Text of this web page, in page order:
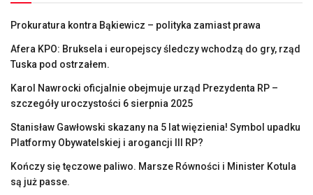
Prokuratura kontra Bąkiewicz – polityka zamiast prawa
Afera KPO: Bruksela i europejscy śledczy wchodzą do gry, rząd
Tuska pod ostrzałem.
Karol Nawrocki oficjalnie obejmuje urząd Prezydenta RP –
szczegóły uroczystości 6 sierpnia 2025
Stanisław Gawłowski skazany na 5 lat więzienia! Symbol upadku
Platformy Obywatelskiej i arogancji III RP?
Kończy się tęczowe paliwo. Marsze Równości i Minister Kotula
są już passe.